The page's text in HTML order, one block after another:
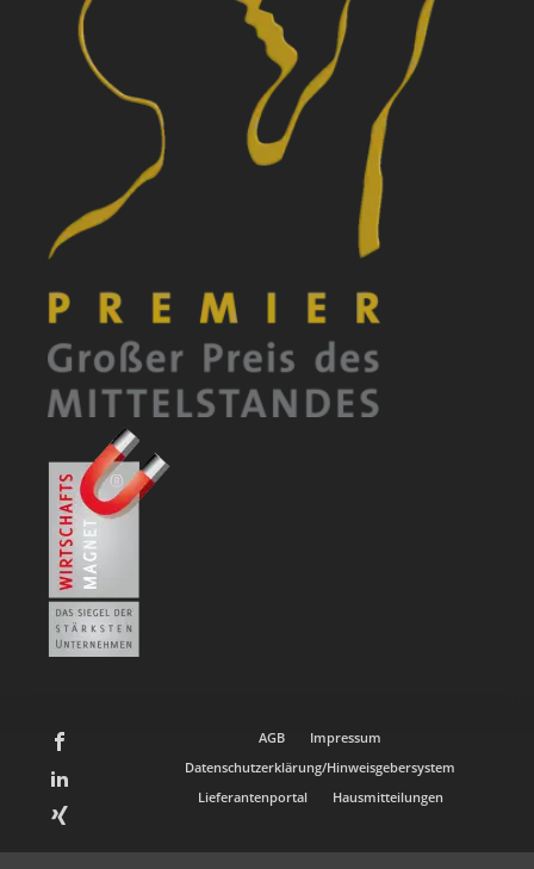
AGB
Impressum
Datenschutzerklärung/Hinweisgebersystem
Lieferantenportal
Hausmitteilungen